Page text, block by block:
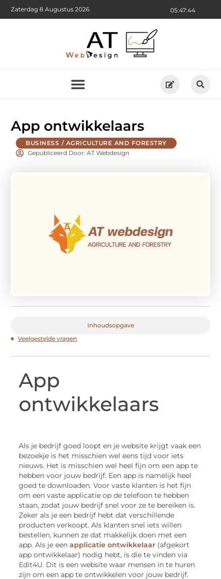
05:47:45
Zaterdag 8 Augustus 2026
App ontwikkelaars
BUSINESS / AGRICULTURE AND FORESTRY
Gepubliceerd Door: AT Webdesign
Inhoudsopgave
Veelgestelde vragen
App
ontwikkelaars
Als je bedrijf goed loopt en je website krijgt vaak een
bezoekje is het misschien wel eens tijd voor iets
nieuws. Het is misschien wel heel fijn om een app te
hebben voor jouw bedrijf. Een app is namelijk heel
goed te downloaden. Voor vaste klanten is het fijn
om een vaste applicatie op de telefoon te hebben
staan, zodat jouw bedrijf snel voor ze te bereiken is.
Zeker als je een bedrijf hebt dat verschillende
producten verkoopt. Als klanten snel iets willen
bestellen, kunnen ze dat makkelijk doen met een
app. Als je eenapplicatie ontwikkelaar (afgekort
app ontwikkelaar) nodig hebt, is die te vinden via
Edit4U. Dit is een website waar mensen in te huren
zijn om een app te ontwikkelen voor jouw bedrijf.